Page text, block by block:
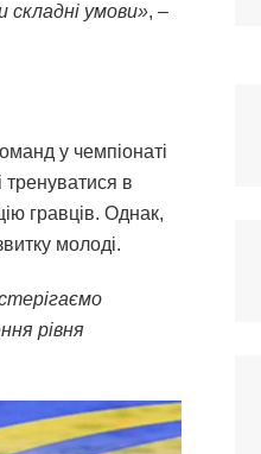
складні умови», –
у чемпіонаті
тренуватися в
гравців. Однак,
молоді.
рівня